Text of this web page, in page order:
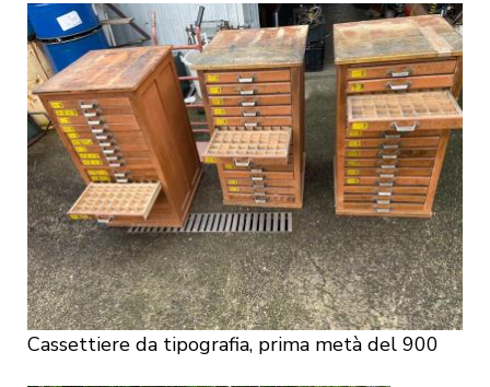
Cassettiere da tipografia, prima metà del 900